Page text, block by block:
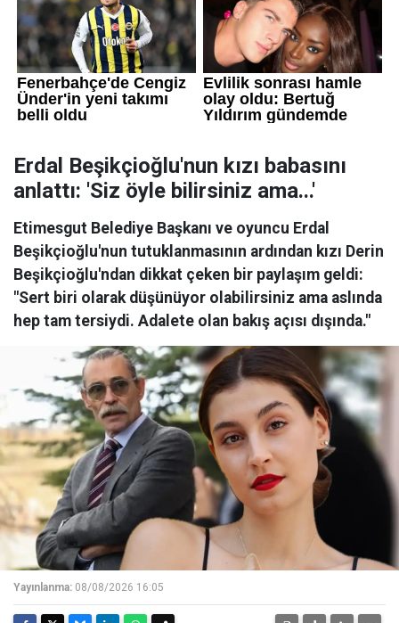
Erdal Beşikçioğlu'nun kızı babasını
anlattı: 'Siz öyle bilirsiniz ama...'
Etimesgut Belediye Başkanı ve oyuncu Erdal
Beşikçioğlu'nun tutuklanmasının ardından kızı Derin
Beşikçioğlu'ndan dikkat çeken bir paylaşım geldi:
"Sert biri olarak düşünüyor olabilirsiniz ama aslında
hep tam tersiydi. Adalete olan bakış açısı dışında."
Yayınlanma: 08/08/2026 16:05